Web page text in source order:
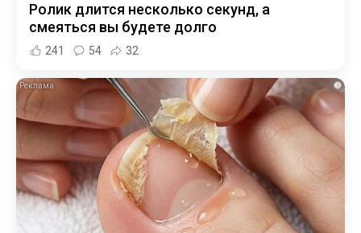
Ролик длится несколько секунд, а
смеяться вы будете долго
241 54 32
i